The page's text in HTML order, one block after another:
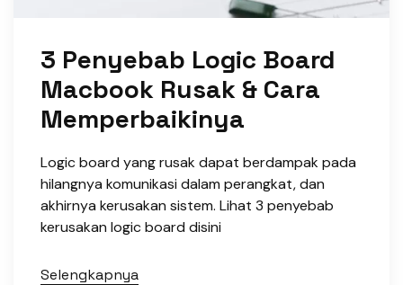
3 Penyebab Logic Board
Macbook Rusak & Cara
Memperbaikinya
Logic board yang rusak dapat berdampak pada
hilangnya komunikasi dalam perangkat, dan
akhirnya kerusakan sistem. Lihat 3 penyebab
kerusakan logic board disini
Selengkapnya